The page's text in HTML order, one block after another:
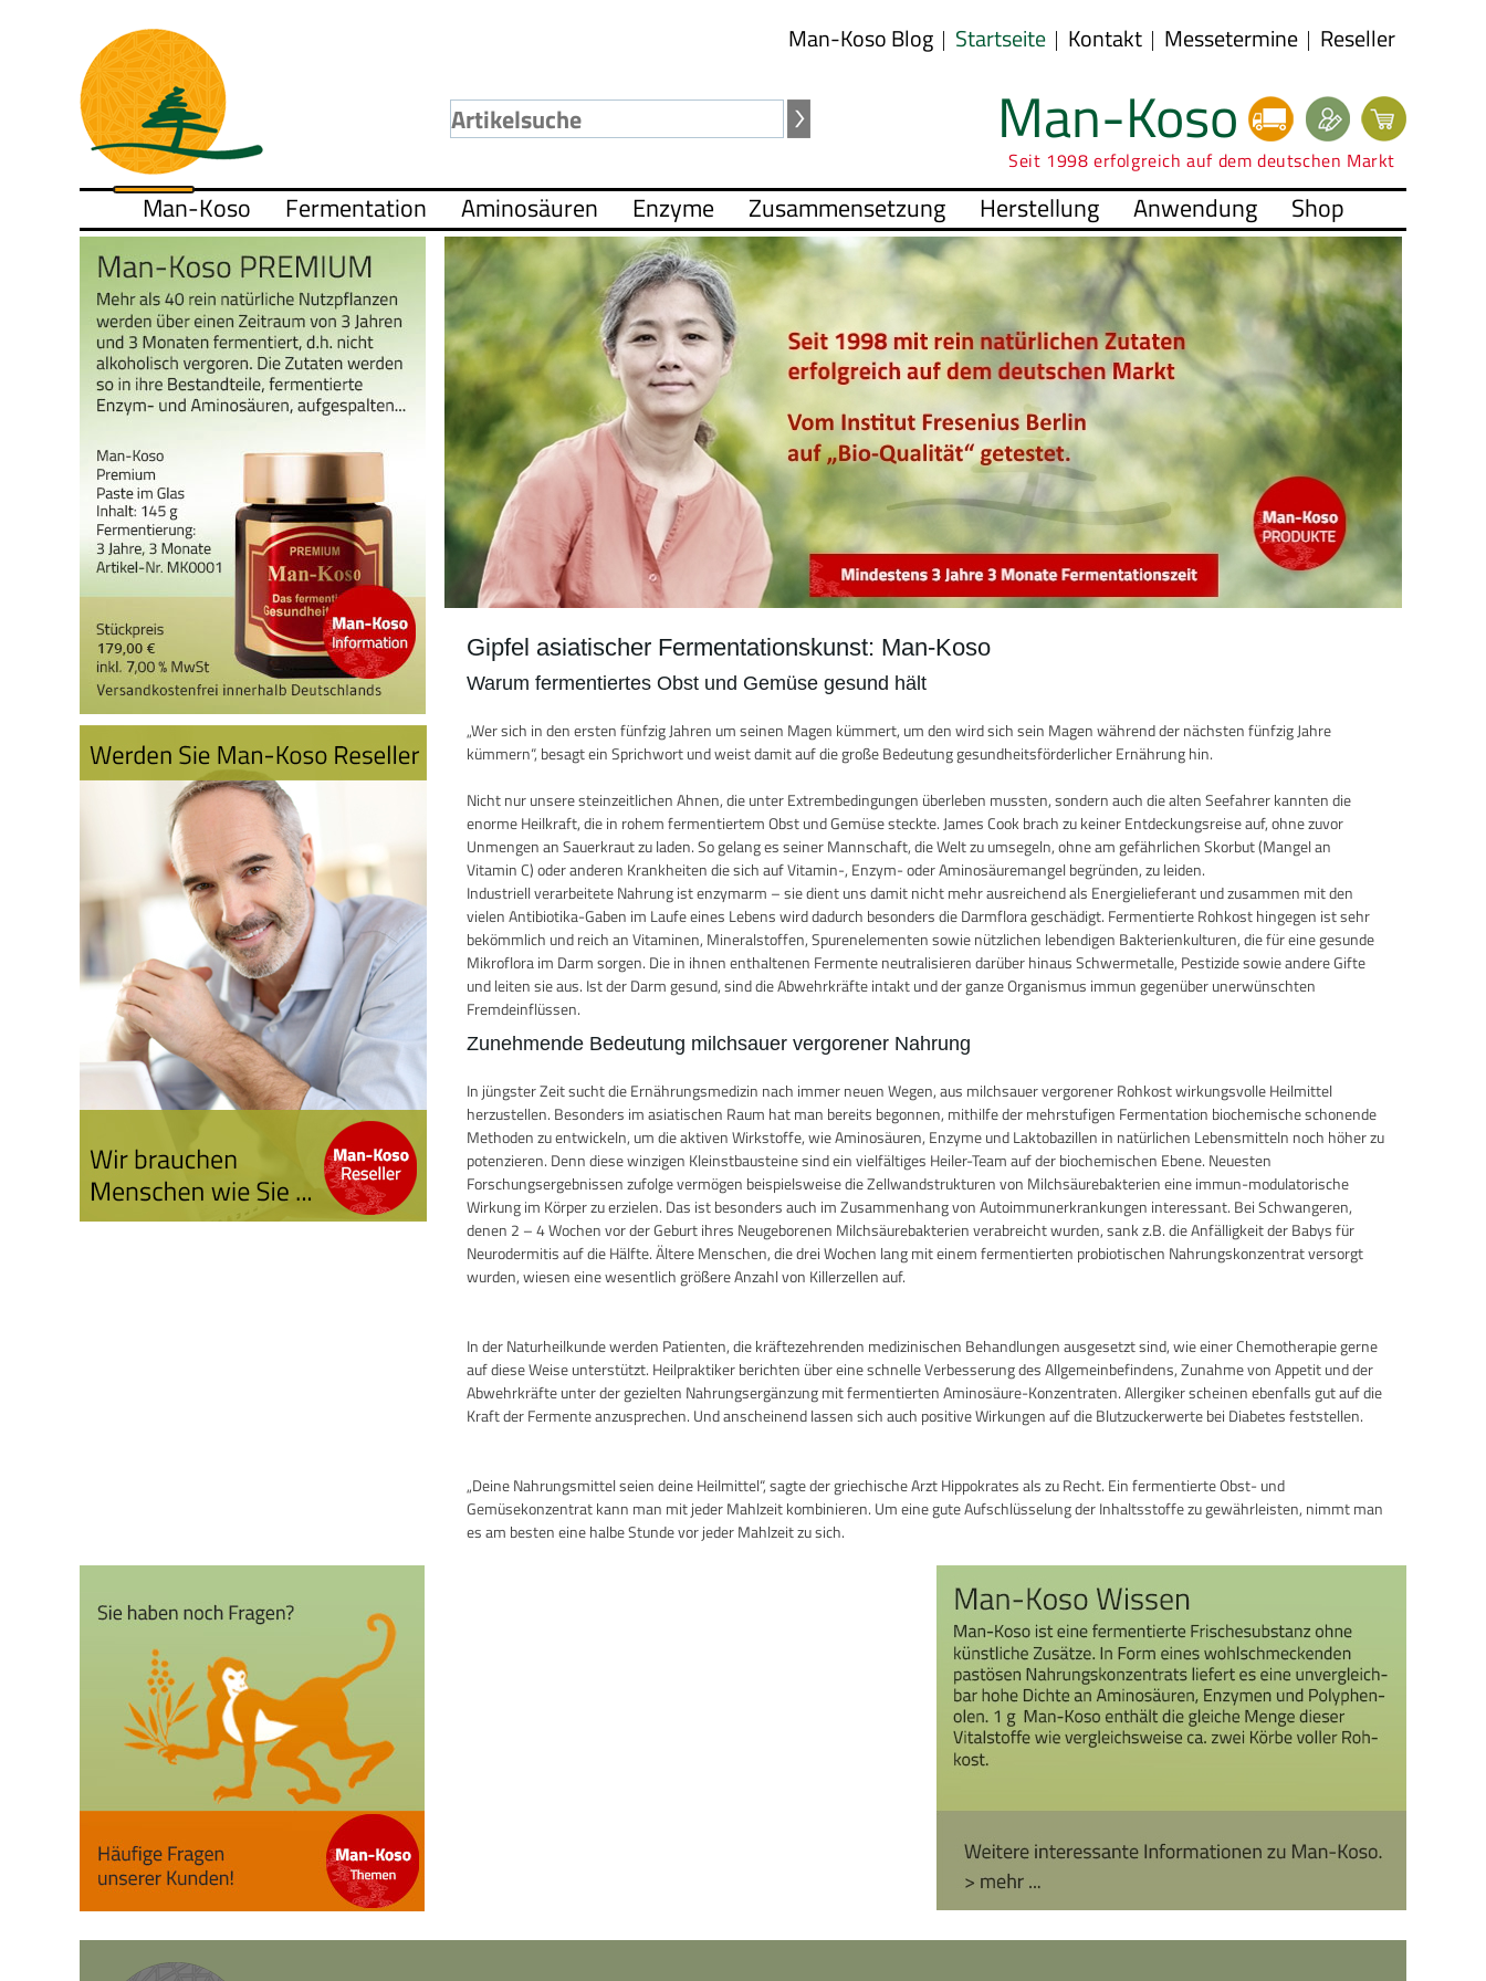
Man-Koso Blog Startseite Kontakt Messetermine Reseller
Man-Koso
Seit 1998 erfolgreich auf dem deutschen Markt
Man-Koso Fermentation Aminosäuren Enzyme Zusammensetzung Herstellung Anwendung Shop
Gipfel asiatischer Fermentationskunst: Man-Koso
Warum fermentiertes Obst und Gemüse gesund hält
„Wer sich in den ersten fünfzig Jahren um seinen Magen kümmert, um den wird sich sein Magen während der nächsten fünfzig Jahre
kümmern“, besagt ein Sprichwort und weist damit auf die große Bedeutung gesundheitsförderlicher Ernährung hin.
Nicht nur unsere steinzeitlichen Ahnen, die unter Extrembedingungen überleben mussten, sondern auch die alten Seefahrer kannten die
enorme Heilkraft, die in rohem fermentiertem Obst und Gemüse steckte. James Cook brach zu keiner Entdeckungsreise auf, ohne zuvor
Unmengen an Sauerkraut zu laden. So gelang es seiner Mannschaft, die Welt zu umsegeln, ohne am gefährlichen Skorbut (Mangel an
Vitamin C) oder anderen Krankheiten die sich auf Vitamin-, Enzym- oder Aminosäuremangel begründen, zu leiden.
Industriell verarbeitete Nahrung ist enzymarm – sie dient uns damit nicht mehr ausreichend als Energielieferant und zusammen mit den
vielen Antibiotika-Gaben im Laufe eines Lebens wird dadurch besonders die Darmflora geschädigt. Fermentierte Rohkost hingegen ist sehr
bekömmlich und reich an Vitaminen, Mineralstoffen, Spurenelementen sowie nützlichen lebendigen Bakterienkulturen, die für eine gesunde
Mikroflora im Darm sorgen. Die in ihnen enthaltenen Fermente neutralisieren darüber hinaus Schwermetalle, Pestizide sowie andere Gifte
und leiten sie aus. Ist der Darm gesund, sind die Abwehrkräfte intakt und der ganze Organismus immun gegenüber unerwünschten
Fremdeinflüssen.
Zunehmende Bedeutung milchsauer vergorener Nahrung
In jüngster Zeit sucht die Ernährungsmedizin nach immer neuen Wegen, aus milchsauer vergorener Rohkost wirkungsvolle Heilmittel
herzustellen. Besonders im asiatischen Raum hat man bereits begonnen, mithilfe der mehrstufigen Fermentation biochemische schonende
Methoden zu entwickeln, um die aktiven Wirkstoffe, wie Aminosäuren, Enzyme und Laktobazillen in natürlichen Lebensmitteln noch höher zu
potenzieren. Denn diese winzigen Kleinstbausteine sind ein vielfältiges Heiler-Team auf der biochemischen Ebene. Neuesten
Forschungsergebnissen zufolge vermögen beispielsweise die Zellwandstrukturen von Milchsäurebakterien eine immun-modulatorische
Wirkung im Körper zu erzielen. Das ist besonders auch im Zusammenhang von Autoimmunerkrankungen interessant. Bei Schwangeren,
denen 2 – 4 Wochen vor der Geburt ihres Neugeborenen Milchsäurebakterien verabreicht wurden, sank z.B. die Anfälligkeit der Babys für
Neurodermitis auf die Hälfte. Ältere Menschen, die drei Wochen lang mit einem fermentierten probiotischen Nahrungskonzentrat versorgt
wurden, wiesen eine wesentlich größere Anzahl von Killerzellen auf.
In der Naturheilkunde werden Patienten, die kräftezehrenden medizinischen Behandlungen ausgesetzt sind, wie einer Chemotherapie gerne
auf diese Weise unterstützt. Heilpraktiker berichten über eine schnelle Verbesserung des Allgemeinbefindens, Zunahme von Appetit und der
Abwehrkräfte unter der gezielten Nahrungsergänzung mit fermentierten Aminosäure-Konzentraten. Allergiker scheinen ebenfalls gut auf die
Kraft der Fermente anzusprechen. Und anscheinend lassen sich auch positive Wirkungen auf die Blutzuckerwerte bei Diabetes feststellen.
„Deine Nahrungsmittel seien deine Heilmittel“, sagte der griechische Arzt Hippokrates als zu Recht. Ein fermentierte Obst- und
Gemüsekonzentrat kann man mit jeder Mahlzeit kombinieren. Um eine gute Aufschlüsselung der Inhaltsstoffe zu gewährleisten, nimmt man
es am besten eine halbe Stunde vor jeder Mahlzeit zu sich.